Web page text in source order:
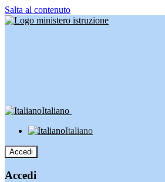
Salta al contenuto
Italiano
Italiano
Accedi
Accedi